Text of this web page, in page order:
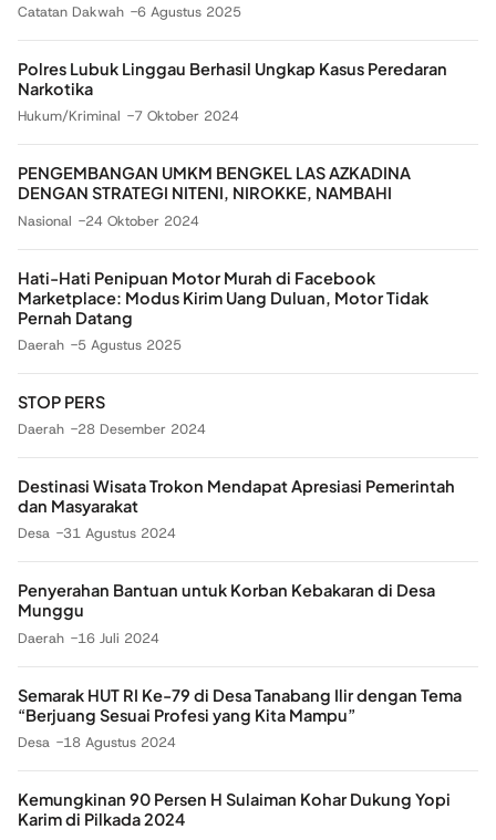
Catatan Dakwah 6 Agustus 2025
Polres Lubuk Linggau Berhasil Ungkap Kasus Peredaran
Narkotika
Hukum/Kriminal 7 Oktober 2024
PENGEMBANGAN UMKM BENGKEL LAS AZKADINA
DENGAN STRATEGI NITENI, NIROKKE, NAMBAHI
Nasional 24 Oktober 2024
Hati-Hati Penipuan Motor Murah di Facebook
Marketplace: Modus Kirim Uang Duluan, Motor Tidak
Pernah Datang
Daerah 5 Agustus 2025
STOP PERS
Daerah 28 Desember 2024
Destinasi Wisata Trokon Mendapat Apresiasi Pemerintah
dan Masyarakat
Desa 31 Agustus 2024
Penyerahan Bantuan untuk Korban Kebakaran di Desa
Munggu
Daerah 16 Juli 2024
Semarak HUT RI Ke-79 di Desa Tanabang Ilir dengan Tema
“Berjuang Sesuai Profesi yang Kita Mampu”
Desa 18 Agustus 2024
Kemungkinan 90 Persen H Sulaiman Kohar Dukung Yopi
Karim di Pilkada 2024